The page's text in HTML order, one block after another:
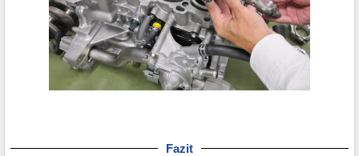
Fazit